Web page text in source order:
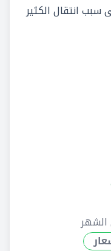
سبب انتقال الكثير